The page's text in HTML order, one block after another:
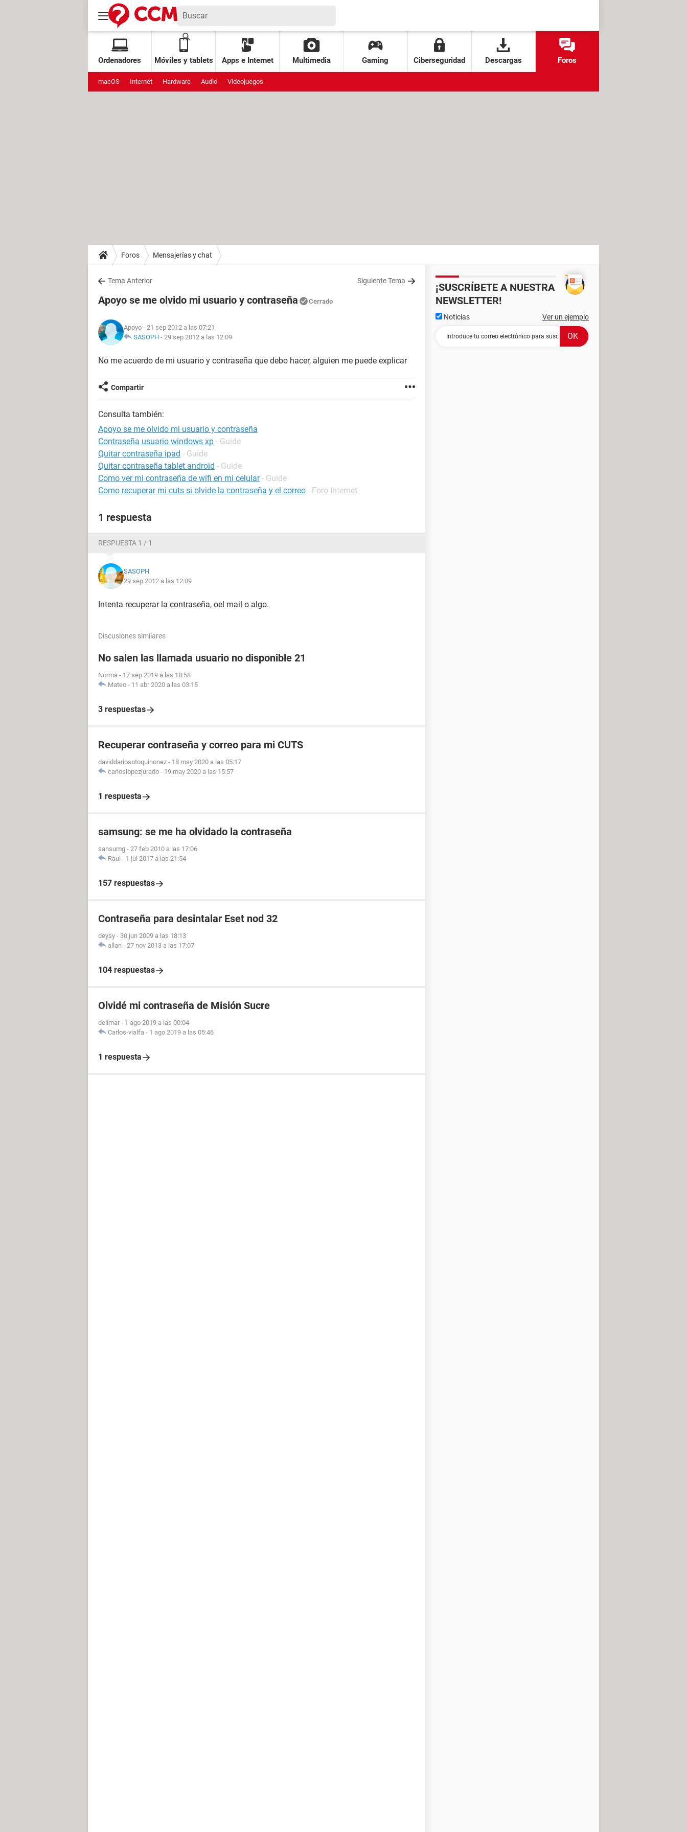
Ordenadores Móviles y tablets Apps e Internet Multimedia Gaming Ciberseguridad Descargas Foros
macOS Internet Hardware Audio Videojuegos
Foros Mensajerías y chat
Tema Anterior Siguiente Tema
Apoyo se me olvido mi usuario y contraseña Cerrado
Apoyo - 21 sep 2012 a las 07:21
SASOPH - 29 sep 2012 a las 12:09
No me acuerdo de mi usuario y contraseña que debo hacer, alguien me puede explicar
Compartir
Consulta también:
Apoyo se me olvido mi usuario y contraseña
Contraseña usuario windows xp - Guide
Quitar contraseña ipad - Guide
Quitar contraseña tablet android - Guide
Como ver mi contraseña de wifi en mi celular - Guide
Como recuperar mi cuts si olvide la contraseña y el correo - Foro Internet
1 respuesta
RESPUESTA 1 / 1
SASOPH
29 sep 2012 a las 12:09
Intenta recuperar la contraseña, oel mail o algo.
Discusiones similares
No salen las llamada usuario no disponible 21
Norma - 17 sep 2019 a las 18:58
Mateo - 11 abr 2020 a las 03:15
3 respuestas
Recuperar contraseña y correo para mi CUTS
daviddariosotoquinonez - 18 may 2020 a las 05:17
carloslopezjurado - 19 may 2020 a las 15:57
1 respuesta
samsung: se me ha olvidado la contraseña
sansumg - 27 feb 2010 a las 17:06
Raul - 1 jul 2017 a las 21:54
157 respuestas
Contraseña para desintalar Eset nod 32
deysy - 30 jun 2009 a las 18:13
allan - 27 nov 2013 a las 17:07
104 respuestas
Olvidé mi contraseña de Misión Sucre
delimar - 1 ago 2019 a las 00:04
Carlos-vialfa - 1 ago 2019 a las 05:46
1 respuesta
¡SUSCRÍBETE A NUESTRA
NEWSLETTER!
Noticias Ver un ejemplo